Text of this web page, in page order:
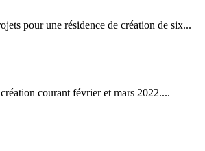
pour une résidence de création de six...
courant février et mars 2022....